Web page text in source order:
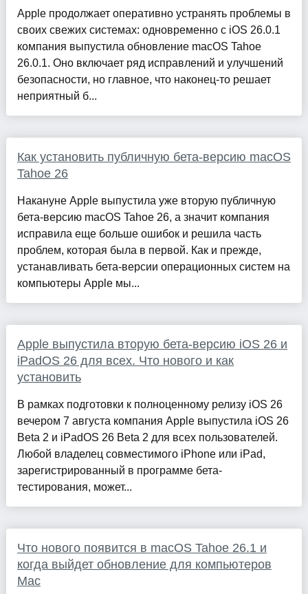
Apple продолжает оперативно устранять проблемы в
своих свежих системах: одновременно с iOS 26.0.1
компания выпустила обновление macOS Tahoe
26.0.1. Оно включает ряд исправлений и улучшений
безопасности, но главное, что наконец-то решает
неприятный б...
Как установить публичную бета-версию macOS
Tahoe 26
Накануне Apple выпустила уже вторую публичную
бета-версию macOS Tahoe 26, а значит компания
исправила еще больше ошибок и решила часть
проблем, которая была в первой. Как и прежде,
устанавливать бета-версии операционных систем на
компьютеры Apple мы...
Apple выпустила вторую бета-версию iOS 26 и
iPadOS 26 для всех. Что нового и как
установить
В рамках подготовки к полноценному релизу iOS 26
вечером 7 августа компания Apple выпустила iOS 26
Beta 2 и iPadOS 26 Beta 2 для всех пользователей.
Любой владелец совместимого iPhone или iPad,
зарегистрированный в программе бета-
тестирования, может...
Что нового появится в macOS Tahoe 26.1 и
когда выйдет обновление для компьютеров
Mac